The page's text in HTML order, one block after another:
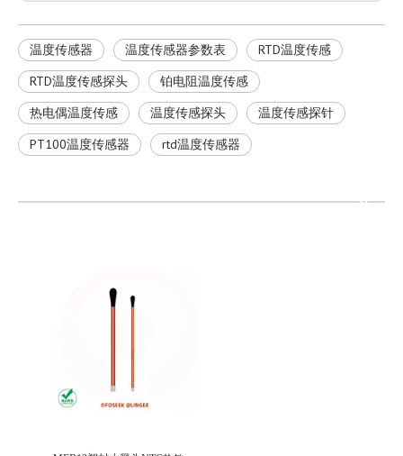
温度传感器 温度传感器参数表
RTD温度传感
RTD温度传感探头
铂电阻温度传感
热电偶温度传感
温度传感探头
温度传感探针
PT100温度传感器
rtd温度传感器